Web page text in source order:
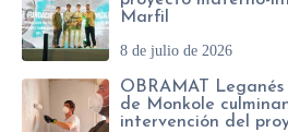
Marfil
8 de julio de 2026
OBRAMAT
de Monkole
intervención del